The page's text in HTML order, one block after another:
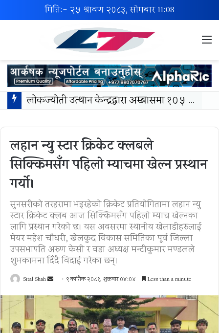
मिति:- २५ श्रावण २०८३, सोमबार11:08
लोकज्योती उत्थान केन्द्रद्वारा अम्बासमा १०५ विपन्न विद्यार्थीलाई शैक्षिक तथा खेलकुद सामग्री वितरण
लहान न्यु स्टार क्रिकेट क्लबले
सिक्किमसँग पहिलो म्याचमा खेल्न प्रस्थान
गर्यो।
सुनसरीको तरहरामा भइरहेको क्रिकेट प्रतियोगितामा लहान न्यु
स्टार क्रिकेट क्लब आज सिक्किमसँग पहिलो म्याच खेल्नका
लागि प्रस्थान गरेको छ। यस अवसरमा स्थानीय खेलाडीहरुलाई
मेयर महेश चौधरी, खेलकुद विकास समितिका पूर्व जिल्ला
उपसभापति अरुण केसी र वडा अध्यक्ष मन्टीकुमार मण्डलले
शुभकामना दिँदै विदाई गरेका छन्।
Sital Shah
Send
email
९ कार्तिक २०८१, शुक्रबार ०४:०४ Less than a minute